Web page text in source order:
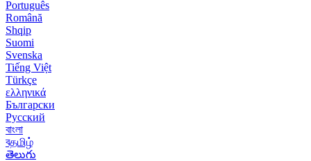
Português
Română
Shqip
Suomi
Svenska
Tiếng Việt
Türkçe
ελληνικά
Български
Русский
বাংলা
বதமிழ்
తెలుగు